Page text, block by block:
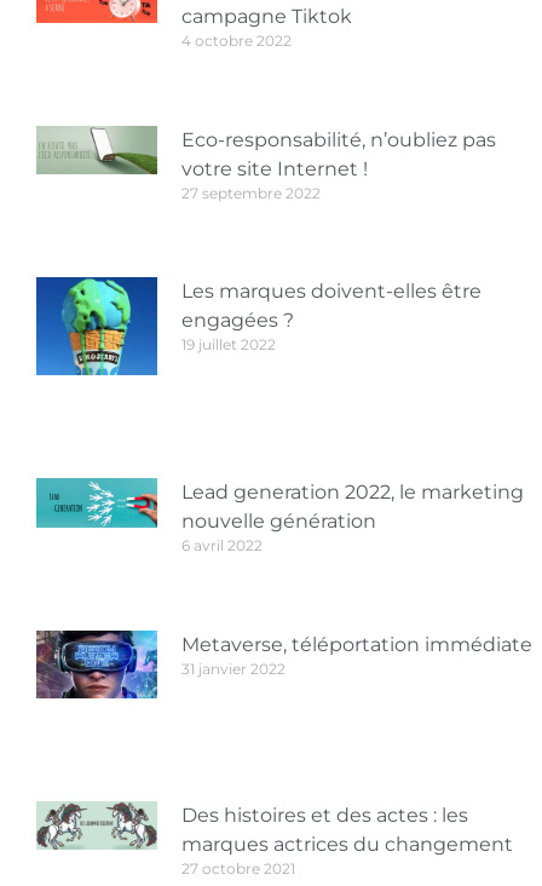
campagne Tiktok
4 octobre 2022
Eco-responsabilité, n’oubliez pas
votre site Internet !
27 septembre 2022
Les marques doivent-elles être
engagées ?
19 juillet 2022
Lead generation 2022, le marketing
nouvelle génération
6 avril 2022
Metaverse, téléportation immédiate
31 janvier 2022
Des histoires et des actes : les
marques actrices du changement
27 octobre 2021